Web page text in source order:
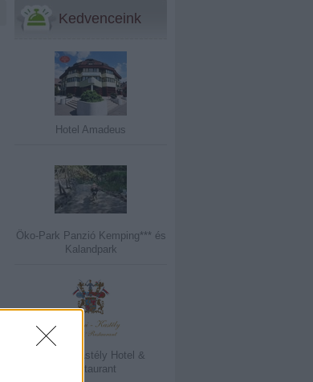
Kedvenceink
Hotel Amadeus
Öko-Park Panzió Kemping*** és
Kalandpark
Károlyi-Kastély Hotel &
Restaurant